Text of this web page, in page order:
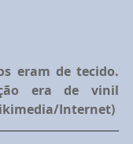
eram de tecido.
era de vinil
Internet)